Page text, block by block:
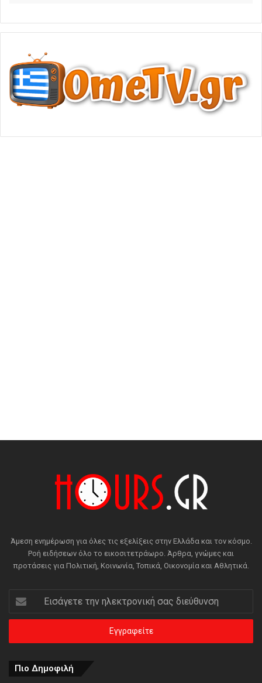
Άμεση ενημέρωση για όλες τις εξελίξεις στην Ελλάδα και τον κόσμο.
Ροή ειδήσεων όλο το εικοσιτετράωρο. Άρθρα, γνώμες και
προτάσεις για Πολιτική, Κοινωνία, Τοπικά, Οικονομία και Αθλητικά.
την
ηλεκτρονική
διεύθυνση
Πιο Δημοφιλή